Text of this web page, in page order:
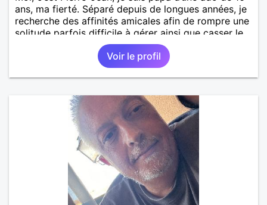
ans, ma fierté. Séparé depuis de longues années, je
recherche des affinités amicales afin de rompre une
solitude parfois difficile à gérer ainsi que casser le
vague à l’âme. L’amitié reste extrêmement
importante à mes yeux mais peut se décliner en des
sentiments plus puissants. « Le temps fera son
œuvre » disait Arthur Schopenhauer, philosophe
autant être trop locace. Je suis bourré de qualités
avec très peu de défauts. Je suis altruiste,
bienveillant, empathique, attentionné, honnête,
respectueux, doux de caractère et compréhensif : je
laisse « glisser » beaucoup de choses. Mais ne vous
m’éprenez pas Mesdames, si une personne que
j’aime me trahit une fois, il n’y aura pas de seconde
chance et je l’effacerai à « vitam eternam ».
Néanmoins, je suis un tout petit peu maniaque ainsi
Voir le profil